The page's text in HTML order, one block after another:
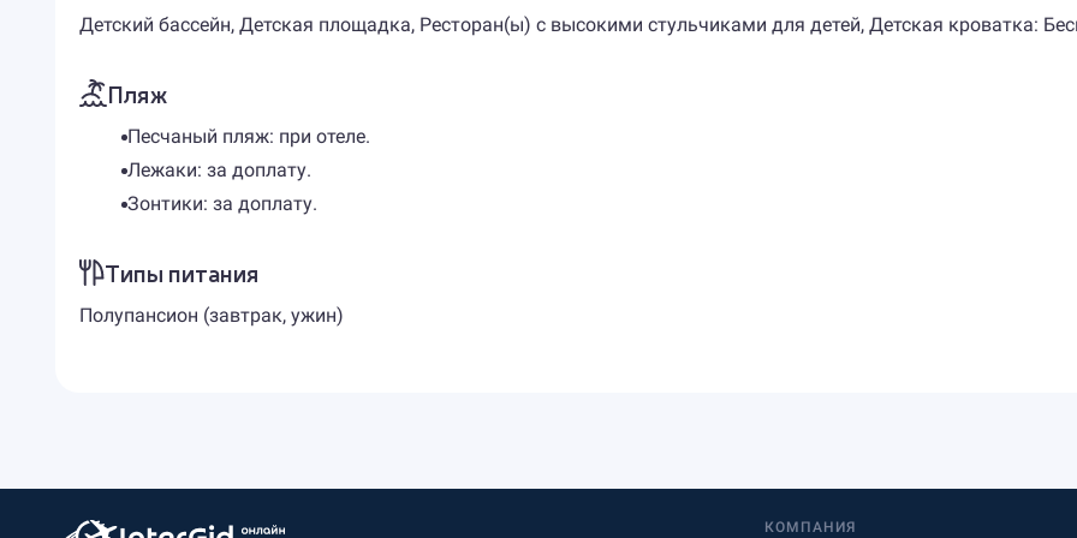
Детский бассейн, Детская площадка, Ресторан(ы) с высокими стульчиками для детей, Детская кроватка:
Пляж
Песчаный пляж: при отеле.
Лежаки: за доплату.
Зонтики: за доплату.
Типы питания
Полупансион (завтрак, ужин)
КОМПАНИЯ